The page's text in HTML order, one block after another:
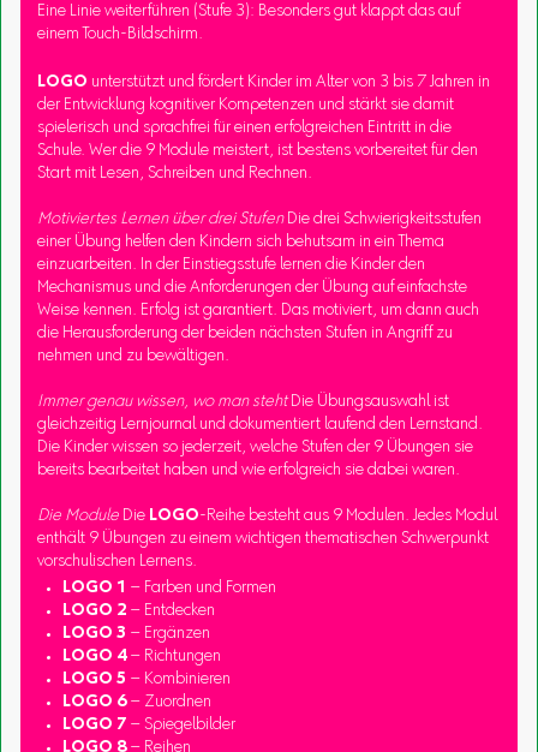
Eine Linie weiterführen (Stufe 3): Besonders gut klappt das auf
einem Touch-Bildschirm.
LOGO unterstützt und fördert Kinder im Alter von 3 bis 7 Jahren in
der Entwicklung kognitiver Kompetenzen und stärkt sie damit
spielerisch und sprachfrei für einen erfolgreichen Eintritt in die
Schule. Wer die 9 Module meistert, ist bestens vorbereitet für den
Start mit Lesen, Schreiben und Rechnen.
Motiviertes Lernen über drei StufenDie drei Schwierigkeitsstufen
einer Übung helfen den Kindern sich behutsam in ein Thema
einzuarbeiten. In der Einstiegsstufe lernen die Kinder den
Mechanismus und die Anforderungen der Übung auf einfachste
Weise kennen. Erfolg ist garantiert. Das motiviert, um dann auch
die Herausforderung der beiden nächsten Stufen in Angriff zu
nehmen und zu bewältigen.
Immer genau wissen, wo man stehtDie Übungsauswahl ist
gleichzeitig Lernjournal und dokumentiert laufend den Lernstand.
Die Kinder wissen so jederzeit, welche Stufen der 9 Übungen sie
bereits bearbeitet haben und wie erfolgreich sie dabei waren.
Die Module Die LOGO-Reihe besteht aus 9 Modulen. Jedes Modul
enthält 9 Übungen zu einem wichtigen thematischen Schwerpunkt
vorschulischen Lernens.
LOGO 1 – Farben und Formen
LOGO 2 – Entdecken
LOGO 3 – Ergänzen
LOGO 4– Richtungen
LOGO 5 – Kombinieren
LOGO 6– Zuordnen
LOGO 7 – Spiegelbilder
LOGO 8– Reihen